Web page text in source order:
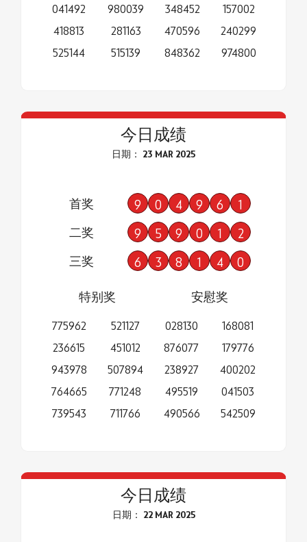
041492
418813
525144
980039
281163
515139
348452
470596
848362
157002
240299
974800
今日成绩
日期： 23 MAR 2025
首奖 9 0 4 9 6 1
二奖 9 5 9 0 1 2
三奖 6 3 8 1 4 0
特别奖
775962
236615
943978
764665
739543
521127
451012
507894
771248
711766
安慰奖
028130
876077
238927
495519
490566
168081
179776
400202
041503
542509
今日成绩
日期： 22 MAR 2025